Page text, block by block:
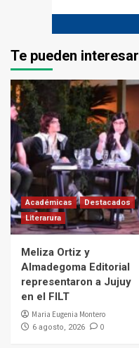
Te pueden interesar
Académicas
Destacados
Literarura
Meliza Ortiz y
Almadegoma Editorial
representaron a Jujuy
en el FILT
Maria Eugenia Montero
6 agosto, 2026 0